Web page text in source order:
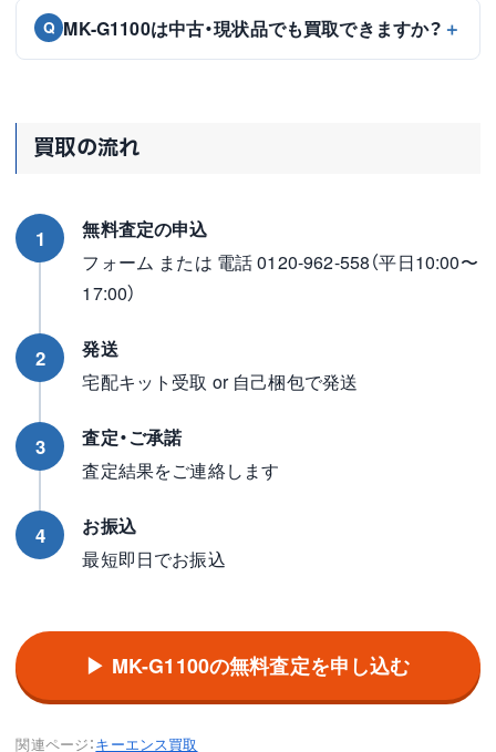
Q MK-G1100は中古・現状品でも買取できますか？
買取の流れ
1
無料査定の申込
フォーム または 電話 0120-962-558（平日10:00〜
17:00）
2
発送
宅配キット受取 or 自己梱包で発送
3
査定・ご承諾
査定結果をご連絡します
4
お振込
最短即日でお振込
▶ MK-G1100の無料査定を申し込む
関連ページ：キーエンス買取